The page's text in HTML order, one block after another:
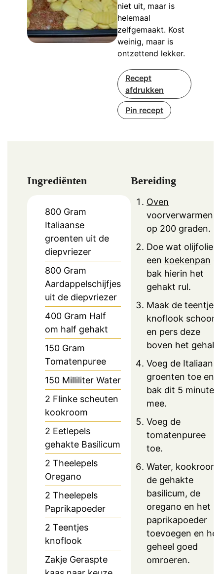
niet uit, maar is
helemaal
zelfgemaakt. Kost
weinig, maar is
ontzettend lekker.
Recept
afdrukken
Pin recept
Ingrediënten
800 Gram
Italiaanse
groenten uit de
diepvriezer
800 Gram
Aardappelschijfjes
uit de diepvriezer
400 Gram Half
om half gehakt
150 Gram
Tomatenpuree
150 Milliliter Water
2 Flinke scheuten
kookroom
2 Eetlepels
gehakte Basilicum
2 Theelepels
Oregano
2 Theelepels
Paprikapoeder
2 Teentjes
knoflook
Zakje Geraspte
Bereiding
Oven
voorverwarmen
op 200 graden.
Doe wat olijfolie
een koekenpan
bak hierin het
gehakt rul.
Maak de teentjes
knoflook schoon
en pers deze
boven het
Voeg de
groenten toe en
bak dit 5 minuten
mee.
Voeg de
tomatenpuree
toe.
Water, kookroom,
de gehakte
basilicum, de
oregano en het
paprikapoeder
toevoegen en het
geheel goed
omroeren.